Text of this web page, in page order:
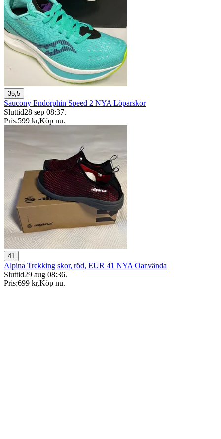
35,5
Saucony Endorphin Speed 2 NYA Löparskor
Sluttid28 sep 08:37.
Pris:599 kr,Köp nu.
41
Alpina Trekking skor, röd, EUR 41 NYA Oanvända
Sluttid29 aug 08:36.
Pris:699 kr,Köp nu.